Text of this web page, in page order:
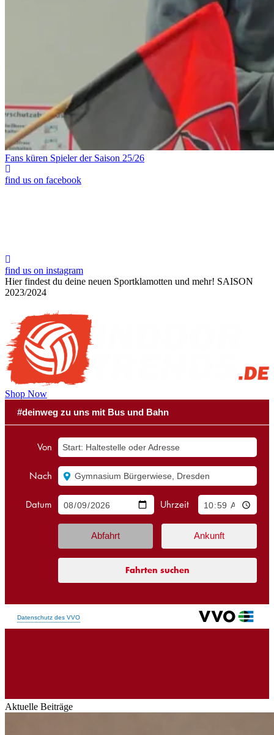
Fans küren Spieler der Saison 25/26
find us on facebook
find us on instagram
Hier findest du deine neuen Sportklamotten und mehr! SAISON
2023/2024
Shop Now
Aktuelle Beiträge